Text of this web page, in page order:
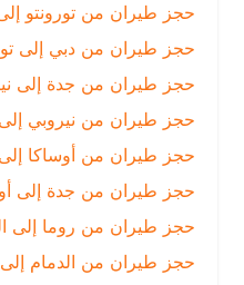
حجز طيران من تورونتو إلى دبي
حجز طيران من دبي إلى تورنتو |
حجز طيران من جدة إلى نيروبي
حجز طيران من نيروبي إلى جدة
حجز طيران من أوساكا إلى جدة
حجز طيران من جدة إلى أوساكا
حجز طيران من روما إلى الدمام
حجز طيران من الدمام إلى روما